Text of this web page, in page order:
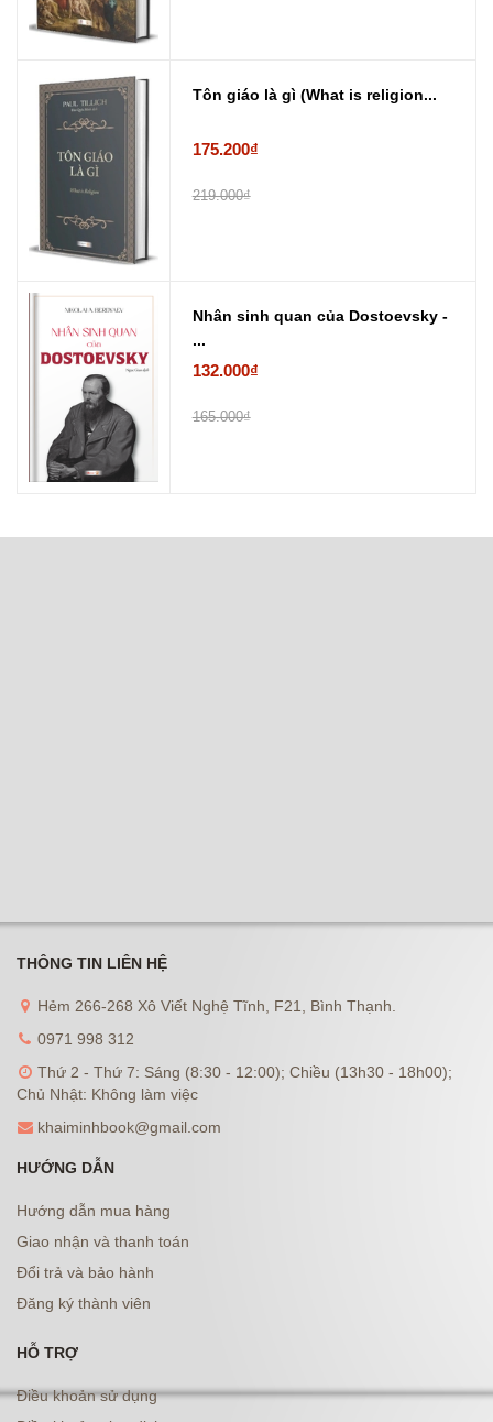
Tôn giáo là gì (What is religion...
175.200₫
219.000₫
Nhân sinh quan của Dostoevsky -
...
132.000₫
165.000₫
THÔNG TIN LIÊN HỆ
Hẻm 266-268 Xô Viết Nghệ Tĩnh, F21, Bình Thạnh.
0971 998 312
Thứ 2 - Thứ 7: Sáng (8:30 - 12:00); Chiều (13h30 - 18h00);
Chủ Nhật: Không làm việc
khaiminhbook@gmail.com
HƯỚNG DẪN
Hướng dẫn mua hàng
Giao nhận và thanh toán
Đổi trả và bảo hành
Đăng ký thành viên
HỖ TRỢ
Điều khoản sử dụng